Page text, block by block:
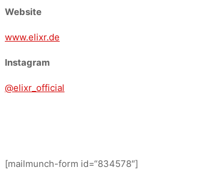
Website
www.elixr.de
Instagram
@elixr_official
[mailmunch-form id=“834578″]